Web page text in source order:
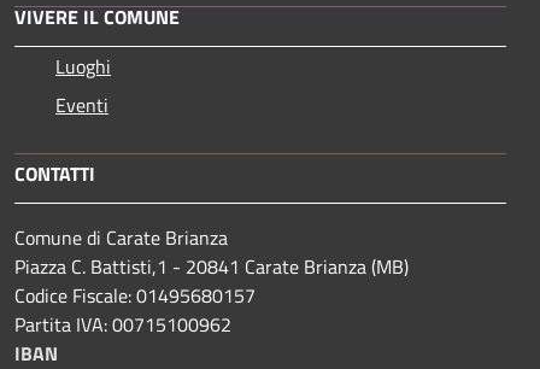
VIVERE IL COMUNE
Luoghi
Eventi
CONTATTI
Comune di Carate Brianza
Piazza C. Battisti,1 - 20841 Carate Brianza (MB)
Codice Fiscale: 01495680157
Partita IVA: 00715100962
IBAN